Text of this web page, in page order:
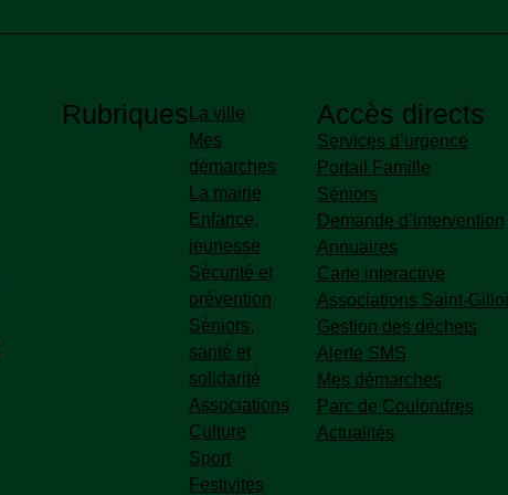
Rubriques La ville
Mes
démarches
La mairie
Enfance,
jeunesse
Sécurité et
prévention
Séniors,
santé et
solidarité
Associations
Culture
Sport
Festivités
Accès directs
Accès directs pied de
Services d’urgence
Portail Famille
Séniors
Demande d’intervention
Annuaires
Carte interactive
Associations Saint-
Gestion des déchets
Alerte SMS
Mes démarches
Parc de Coulondres
Actualités